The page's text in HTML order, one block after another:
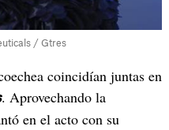
/ Gtres
coincidían juntas en
. Aprovechando la
en el acto con su